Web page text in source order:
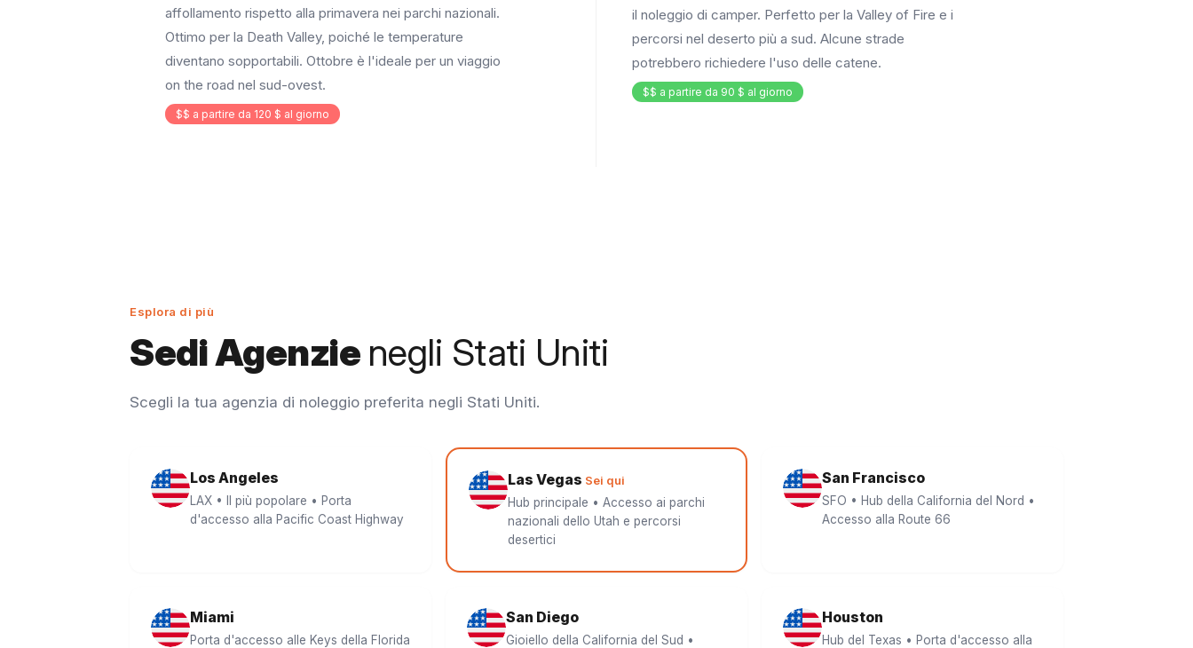
affollamento rispetto alla primavera nei parchi nazionali.
Ottimo per la Death Valley, poiché le temperature
diventano sopportabili. Ottobre è l'ideale per un viaggio
on the road nel sud-ovest.
$$ a partire da 120 $ al giorno
il noleggio di camper. Perfetto per la Valley of Fire e i
percorsi nel deserto più a sud. Alcune strade
potrebbero richiedere l'uso delle catene.
$$ a partire da 90 $ al giorno
Esplora di più
Sedi Agenzie negli Stati Uniti
Scegli la tua agenzia di noleggio preferita negli Stati Uniti.
Los Angeles
LAX • Il più popolare • Porta
d'accesso alla Pacific Coast Highway
Las Vegas Sei qui
Hub principale • Accesso ai parchi
nazionali dello Utah e percorsi
desertici
San Francisco
SFO • Hub della California del Nord •
Accesso alla Route 66
Miami
Porta d'accesso alle Keys della Florida
San Diego
Gioiello della California del Sud •
Houston
Hub del Texas • Porta d'accesso alla